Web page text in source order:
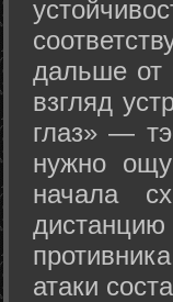
дальше от
взгляд
глаз» —
нужно
начала
атаки